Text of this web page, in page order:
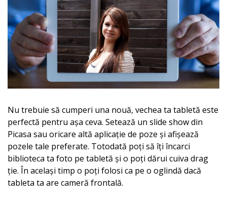
Nu trebuie să cumperi una nouă, vechea ta tabletă este
perfectă pentru așa ceva. Setează un slide show din
Picasa sau oricare altă aplicație de poze și afișează
pozele tale preferate. Totodată poți să îți încarci
biblioteca ta foto pe tabletă și o poți dărui cuiva drag
ție. În același timp o poți folosi ca pe o oglindă dacă
tableta ta are cameră frontală.